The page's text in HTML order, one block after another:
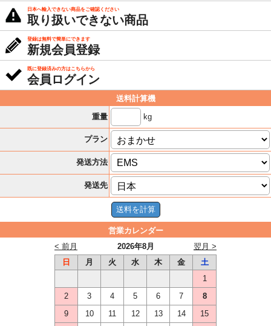
日本へ輸入できない商品をご確認ください
取り扱いできない商品
登録は無料で簡単にできます
新規会員登録
既に登録済みの方はこちらから
会員ログイン
送料計算機
重量
kg
プラン
発送方法
発送先
営業カレンダー
2026年8月
< 前月
翌月 >
日
月 火 水 木 金
土
1
2
3 4 5 6 7
8
9
10 11 12 13 14
15